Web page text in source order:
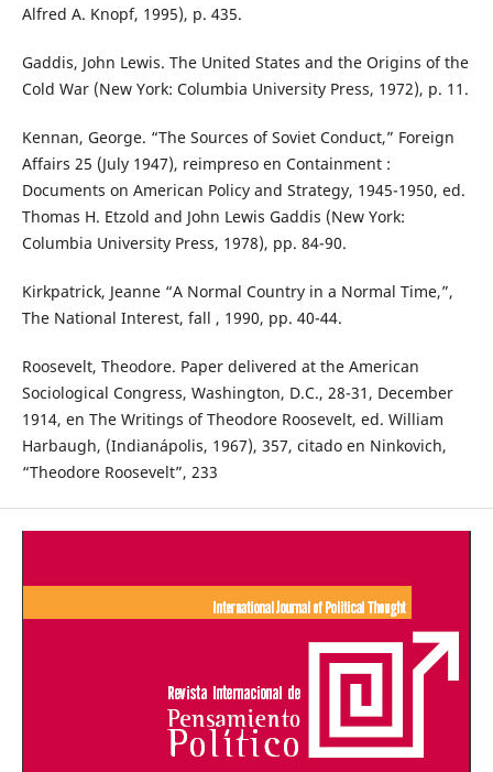
Alfred A. Knopf, 1995), p. 435.
Gaddis, John Lewis. The United States and the Origins of the
Cold War (New York: Columbia University Press, 1972), p. 11.
Kennan, George. “The Sources of Soviet Conduct,” Foreign
Affairs 25 (July 1947), reimpreso en Containment :
Documents on American Policy and Strategy, 1945-1950, ed.
Thomas H. Etzold and John Lewis Gaddis (New York:
Columbia University Press, 1978), pp. 84-90.
Kirkpatrick, Jeanne “A Normal Country in a Normal Time,”,
The National Interest, fall , 1990, pp. 40-44.
Roosevelt, Theodore. Paper delivered at the American
Sociological Congress, Washington, D.C., 28-31, December
1914, en The Writings of Theodore Roosevelt, ed. William
Harbaugh, (Indianápolis, 1967), 357, citado en Ninkovich,
“Theodore Roosevelt”, 233